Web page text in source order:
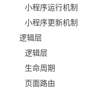
小程序运行机制
小程序更新机制
逻辑层
逻辑层
生命周期
页面路由